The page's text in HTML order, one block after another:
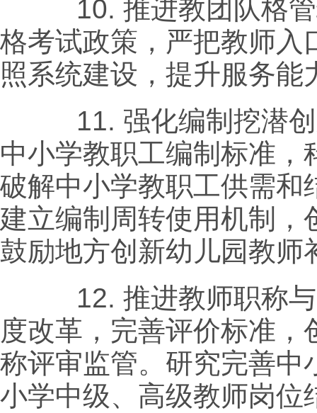
10. 推进教团队格
格考试政策，严把教师入
照系统建设，提升服务能
11. 强化编制挖潜
中小学教职工编制标准
破解中小学教职工供需和
建立编制周转使用机制，
鼓励地方创新幼儿园教师
12. 推进教师职称
度改革，完善评价标准
称评审监管。研究完善中
小学中级、高级教师岗位